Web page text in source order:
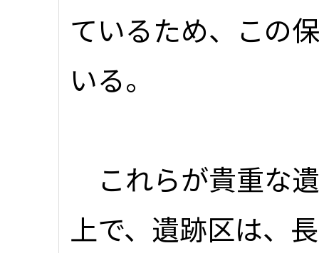
ているため、この
いる。
これらが貴重な
上で、遺跡区は、